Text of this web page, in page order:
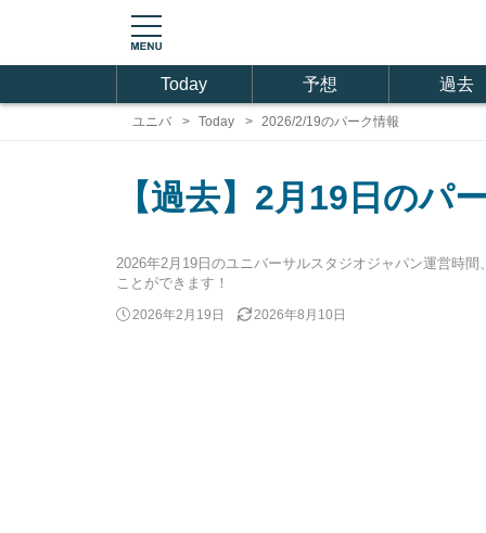
Today 予想 過去
ユニバ Today 2026/2/19のパーク情報
【過去】2月19日のパ
2026年2月19日のユニバーサルスタジオジャパン運営時
ことができます！
2026年2月19日 2026年8月10日